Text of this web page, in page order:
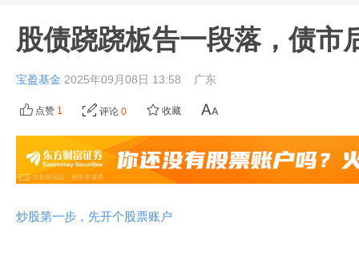
股债跷跷板告一段落，债市
宝盈基金 2025年09月08日 13:58 广东
点赞 1 评论 0 收藏
炒股第一步，先开个股票账户